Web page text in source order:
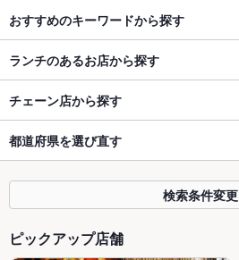
おすすめのキーワードから探す
ランチのあるお店から探す
チェーン店から探す
都道府県を選び直す
検索条件変更
ピックアップ店舗